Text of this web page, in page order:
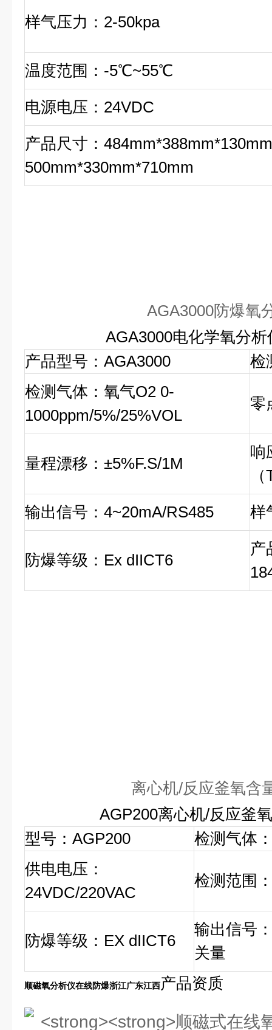
样气压力：2-50kpa
温度范围：-5℃~55℃
电源电压：24VDC
产品尺寸：484mm*388mm*130mm
500mm*330mm*710mm
AGA3000防爆氧
AGA3000电化学氧分
产品型号：AGA3000
检
检测气体：氧气O2 0-
1000ppm/5%/25%VOL
零
量程漂移：±5%F.S/1M
响
输出信号：4~20mA/RS485
样
防爆等级：Ex dIICT6
产
离心机/反应釜氧含
AGP200离心机/反应釜
型号：AGP200
检测气体
供电电压：
24VDC/220VAC
检测范围
防爆等级：EX dIICT6
输出信号
关量
顺磁氧分析仪在线防爆浙江广东江西产品资质